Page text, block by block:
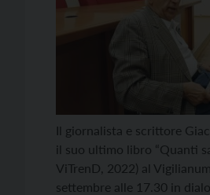
Il giornalista e scrittore
il suo ultimo libro “Quanti
ViTrenD, 2022) al
settembre alle 17.30 in